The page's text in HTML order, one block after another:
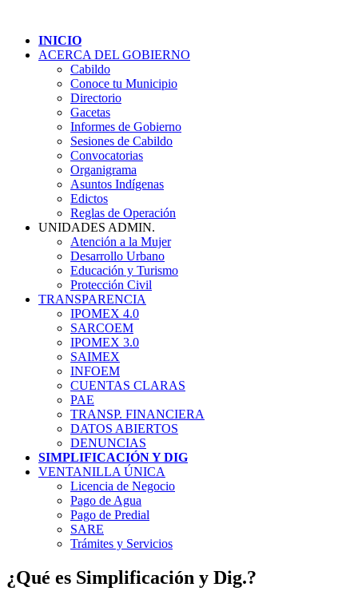
INICIO
ACERCA DEL GOBIERNO
Cabildo
Conoce tu Municipio
Directorio
Gacetas
Informes de Gobierno
Sesiones de Cabildo
Convocatorias
Organigrama
Asuntos Indígenas
Edictos
Reglas de Operación
UNIDADES ADMIN.
Atención a la Mujer
Desarrollo Urbano
Educación y Turismo
Protección Civil
TRANSPARENCIA
IPOMEX 4.0
SARCOEM
IPOMEX 3.0
SAIMEX
INFOEM
CUENTAS CLARAS
PAE
TRANSP. FINANCIERA
DATOS ABIERTOS
DENUNCIAS
SIMPLIFICACIÓN Y DIG
VENTANILLA ÚNICA
Licencia de Negocio
Pago de Agua
Pago de Predial
SARE
Trámites y Servicios
¿Qué es Simplificación y Dig.?